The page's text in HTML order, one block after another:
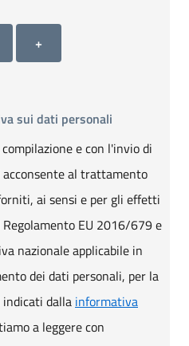
3Allegato 4
+
sui dati personali
e con l'invio di
al trattamento
ai sensi e per gli effetti
EU 2016/679 e
nazionale applicabile in
dei dati personali, per la
dalla informativa
a leggere con